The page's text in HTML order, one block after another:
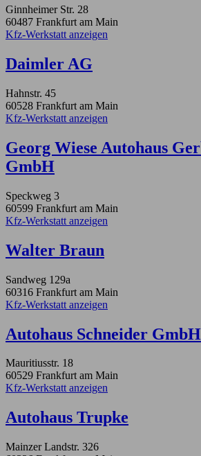
Ginnheimer Str. 28
60487 Frankfurt am Main
Kfz-Werkstatt anzeigen
Daimler AG
Hahnstr. 45
60528 Frankfurt am Main
Kfz-Werkstatt anzeigen
Georg Wiese Autohaus
GmbH
Speckweg 3
60599 Frankfurt am Main
Kfz-Werkstatt anzeigen
Walter Braun
Sandweg 129a
60316 Frankfurt am Main
Kfz-Werkstatt anzeigen
Autohaus Schneider GmbH
Mauritiusstr. 18
60529 Frankfurt am Main
Kfz-Werkstatt anzeigen
Autohaus Trupke
Mainzer Landstr. 326